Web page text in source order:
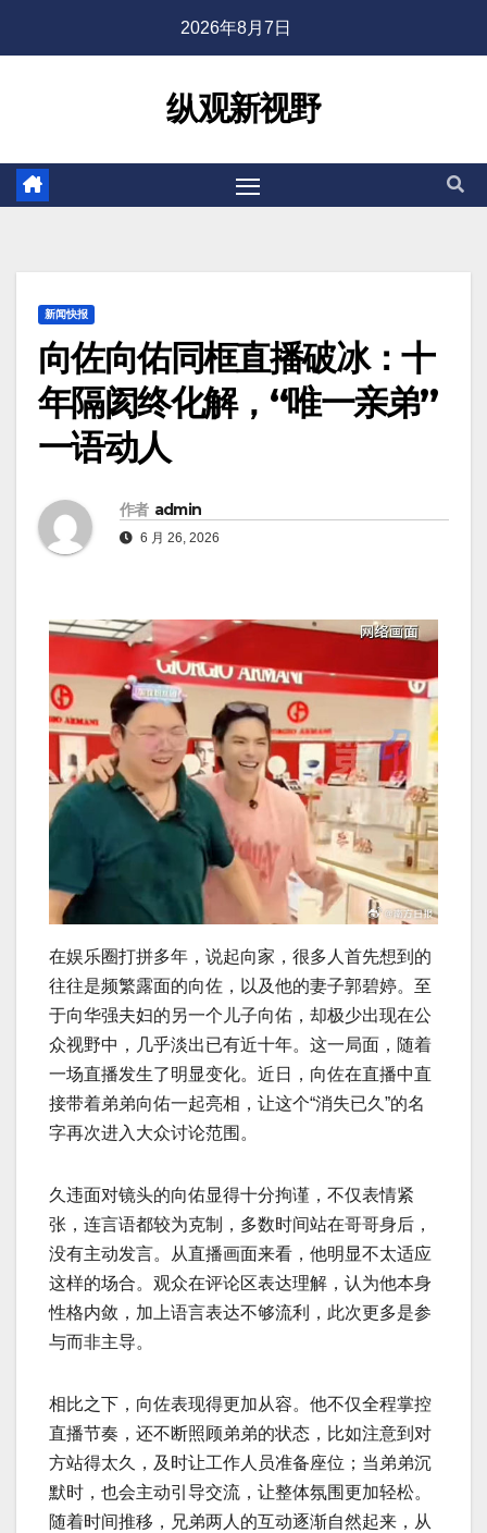
2026年8月7日
纵观新视野
新闻快报
向佐向佑同框直播破冰：十
年隔阂终化解，“唯一亲弟”
一语动人
作者 admin
6 月 26, 2026
在娱乐圈打拼多年，说起向家，很多人首先想到的
往往是频繁露面的向佐，以及他的妻子郭碧婷。至
于向华强夫妇的另一个儿子向佑，却极少出现在公
众视野中，几乎淡出已有近十年。这一局面，随着
一场直播发生了明显变化。近日，向佐在直播中直
接带着弟弟向佑一起亮相，让这个“消失已久”的名
字再次进入大众讨论范围。
久违面对镜头的向佑显得十分拘谨，不仅表情紧
张，连言语都较为克制，多数时间站在哥哥身后，
没有主动发言。从直播画面来看，他明显不太适应
这样的场合。观众在评论区表达理解，认为他本身
性格内敛，加上语言表达不够流利，此次更多是参
与而非主导。
相比之下，向佐表现得更加从容。他不仅全程掌控
直播节奏，还不断照顾弟弟的状态，比如注意到对
方站得太久，及时让工作人员准备座位；当弟弟沉
默时，也会主动引导交流，让整体氛围更加轻松。
随着时间推移，兄弟两人的互动逐渐自然起来，从